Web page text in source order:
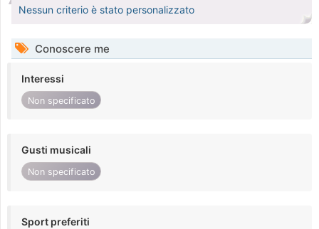
Nessun criterio è stato personalizzato
Conoscere me
Interessi
Non specificato
Gusti musicali
Non specificato
Sport preferiti